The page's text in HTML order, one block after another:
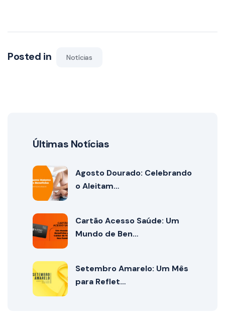
Posted in Notícias
Últimas Notícias
Agosto Dourado: Celebrando
o Aleitam…
Cartão Acesso Saúde: Um
Mundo de Ben…
Setembro Amarelo: Um Mês
para Reflet…